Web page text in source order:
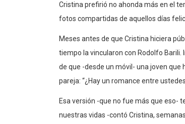
Cristina prefirió no ahonda más en el
fotos compartidas de aquellos días
Meses antes de que Cristina hiciera
tiempo la vincularon con Rodolfo Barili.
de que -desde un móvil- una joven que
pareja: “¿Hay un romance entre
Esa versión -que no fue más que eso-
nuestras vidas -contó Cristina,